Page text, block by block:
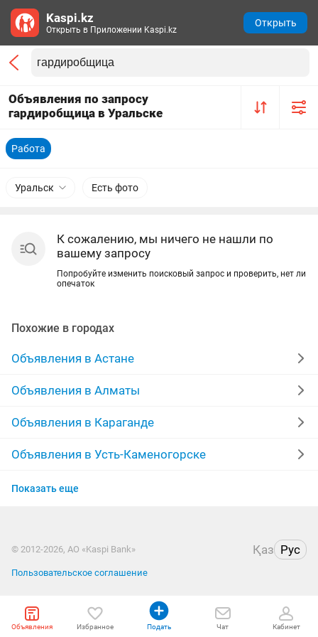
Объявления по запросу
гардиробщица в Уральске
Работа
Уральск Есть фото
К сожалению, мы ничего не нашли по
вашему запросу
Попробуйте изменить поисковый запрос и проверить, нет ли
опечаток
Похожие в городах
Объявления в Астане
Объявления в Алматы
Объявления в Караганде
Объявления в Усть-Каменогорске
Объявления в Актобе
Объявления в Казахстане
Показать еще
© 2012-2026, АО «Kaspi Bank» Қаз Рус
Пользовательское соглашение
Объявления Избранное Подать Чат Кабинет
Kaspi.kz
Открыть в Приложении Kaspi.kz
Открыть